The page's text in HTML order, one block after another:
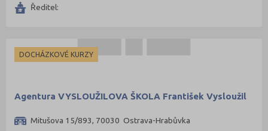
Rakovník (2)
Rychnov nad Kněžnou (2)
Semily (1)
Svitavy (3)
Šumperk (4)
Ředitel:
DOCHÁZKOVÉ KURZY
Agentura VYSLOUŽILOVA ŠKOLA František Vysloužil
Mitušova 15/893, 70030 Ostrava-Hrabůvka